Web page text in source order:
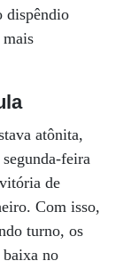
dispêndio
atônita,
feira
de
Com isso,
turno, os
baixa no